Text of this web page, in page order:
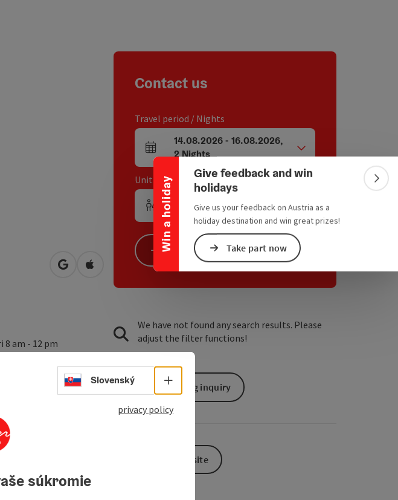
Win a holiday
Collapse banner
Give feedback and win
holidays
Give us your feedback on Austria as a
holiday destination and win great prizes!
Take part now
open in Google Maps
Open in Apple Maps
8 am - 12 pm
machine, free access
Mühlviertel. Lake
Contact us
Travel period / Nights
arrival and departure fields
14.08.2026- 16.08.2026,
2Nights
Unit / Tour participants
Number of units and person fields
Unit,2Adults,0Children
Search
We have not found any search results. Please
adjust the filter functions!
non-binding inquiry
To the website
Select language - Open menu
Slovenský
privacy policy
súkromie